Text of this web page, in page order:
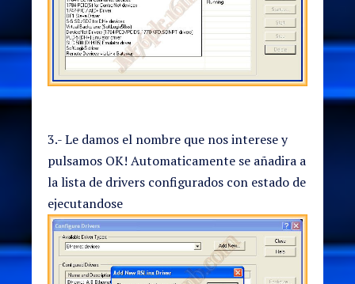
3.- Le damos el nombre que nos interese y
pulsamos OK! Automaticamente se añadira a
la lista de drivers configurados con estado de
ejecutandose